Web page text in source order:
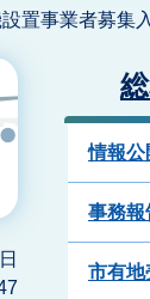
置事業者募集
情報公
事務報
市有地